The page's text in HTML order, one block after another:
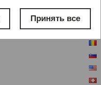
Принять все